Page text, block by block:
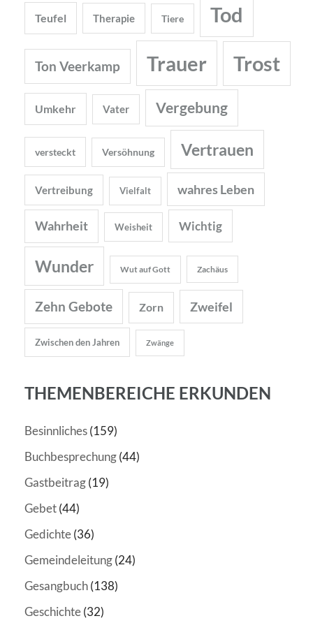
Teufel Therapie Tiere Tod
Ton Veerkamp Trauer Trost
Umkehr Vater Vergebung
versteckt Versöhnung Vertrauen
Vertreibung Vielfalt wahres Leben
Wahrheit Weisheit Wichtig
Wunder Wut auf Gott Zachäus
Zehn Gebote Zorn Zweifel
Zwischen den Jahren Zwänge
THEMENBEREICHE ERKUNDEN
Besinnliches(159)
Buchbesprechung(44)
Gastbeitrag(19)
Gebet(44)
Gedichte(36)
Gemeindeleitung(24)
Gesangbuch(138)
Geschichte(32)